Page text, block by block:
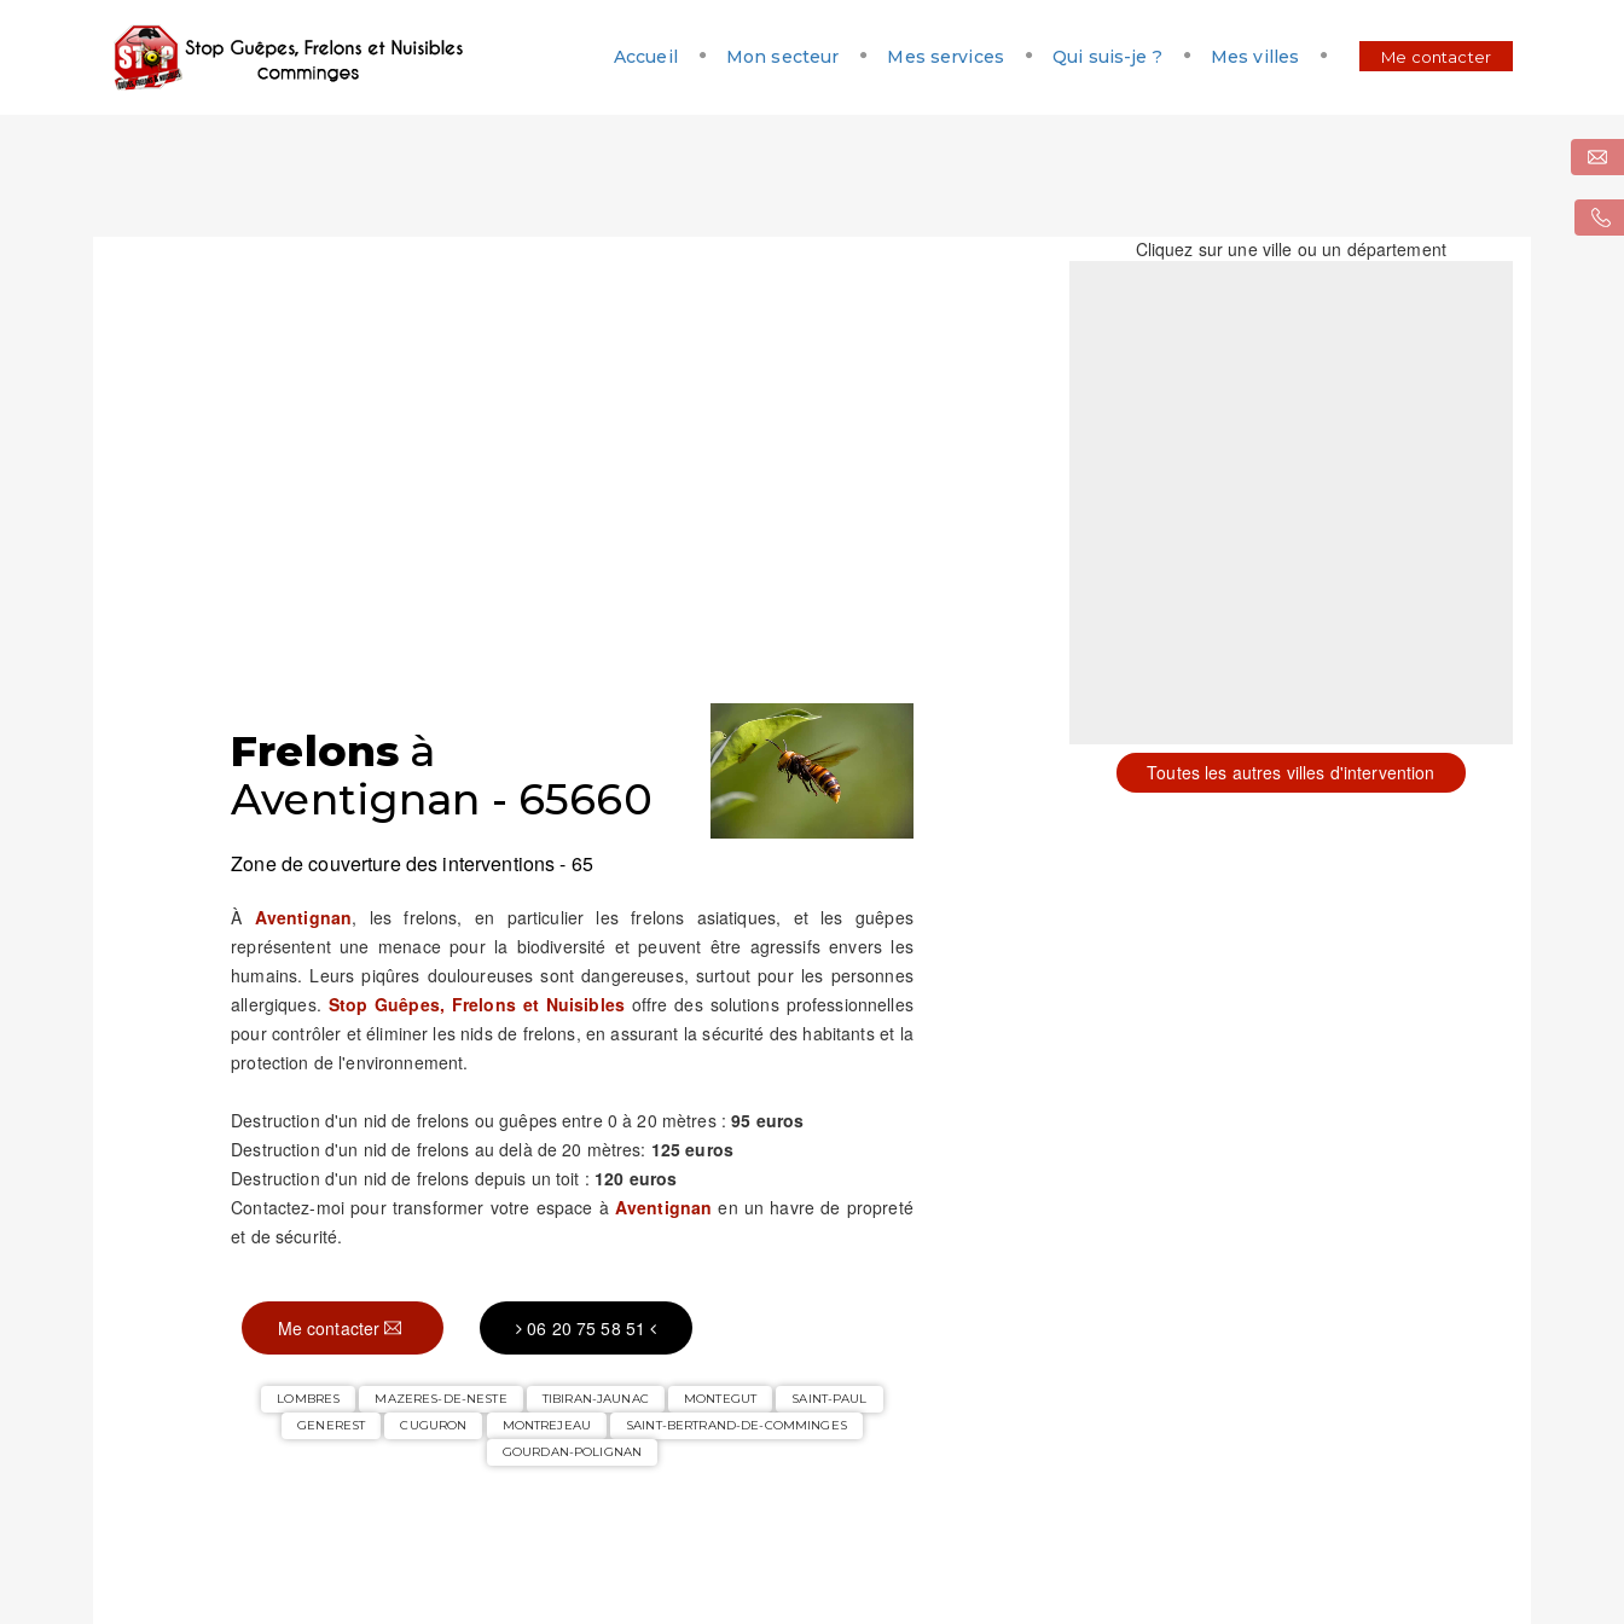
Accueil Mon secteur Mes services Qui suis-je ? Mes villes Me contacter
Frelons à
Aventignan - 65660
Zone de couverture des interventions - 65
À Aventignan, les frelons, en particulier les frelons asiatiques, et les guêpes
représentent une menace pour la biodiversité et peuvent être agressifs envers les
humains. Leurs piqûres douloureuses sont dangereuses, surtout pour les personnes
allergiques. Stop Guêpes, Frelons et Nuisiblesoffre des solutions professionnelles
pour contrôler et éliminer les nids de frelons, en assurant la sécurité des habitants et la
protection de l'environnement.
Destruction d'un nid de frelons ou guêpes entre 0 à 20 mètres :95 euros
Destruction d'un nid de frelons au delà de 20 mètres: 125 euros
Destruction d'un nid de frelons depuis un toit : 120 euros
Contactez-moi pour transformer votre espace à Aventignan en un havre de propreté
et de sécurité.
Me contacter 06 20 75 58 51
LOMBRES MAZERES-DE-NESTE TIBIRAN-JAUNAC MONTEGUT
SAINT-PAUL
GENEREST
CUGURON MONTREJEAU
SAINT-BERTRAND-DE-COMMINGES
GOURDAN-POLIGNAN
Cliquez sur une ville ou un département
Toutes les autres villes d'intervention